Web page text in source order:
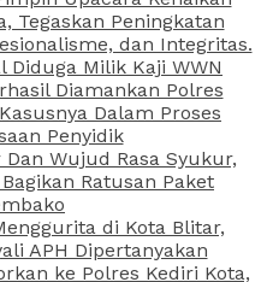
Tegaskan Peningkatan
dan Integritas.
Diduga Milik Kaji WWN
Diamankan Polres
Dalam Proses
Penyidik
Wujud Rasa Syukur,
Ratusan Paket
di Kota Blitar,
APH Dipertanyakan
ke Polres Kediri Kota,